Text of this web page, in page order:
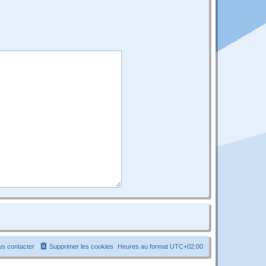
Heures au format UTC+02:00
Supprimer les cookies
contacter